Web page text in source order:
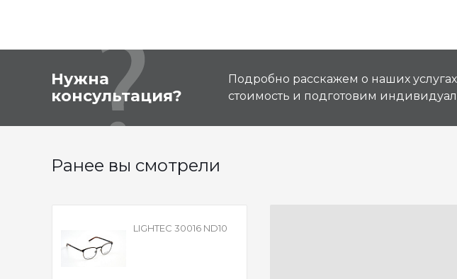
Нужна
консультация?
Подробно расскажем о наших
стоимость и подготовим
Ранее вы смотрели
LIGHTEC 30016 ND10